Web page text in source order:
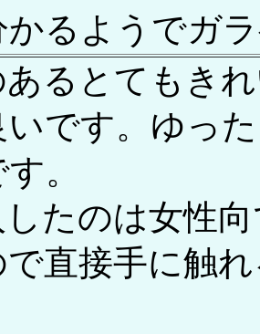
かるようでガ
るとてもき
です。ゆっ
。
たのは女性
直接手に触